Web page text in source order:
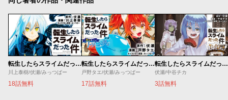
転生したらスライムだった件
川上泰樹/伏瀬/みっつばー
18話無料
転生したらスライムだった件 異聞 ～魔国暮らしのトリニティ～
戸野タエ/伏瀬/みっつばー
17話無料
転生したらスライムだった件 美食伝 ～ペコとリムルの料理手帖～
伏瀬/中谷チカ
3話無料